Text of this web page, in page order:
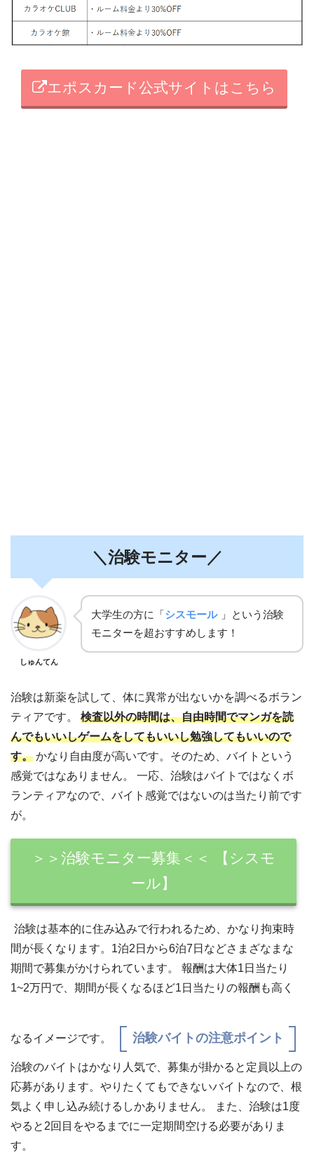
エポスカード公式サイトはこちら
＼治験モニター／
しゅんてん
大学生の方に「シスモール 」という治験
モニターを超おすすめします！
治験は新薬を試して、体に異常が出ないかを調べるボラン
ティアです。 検査以外の時間は、自由時間でマンガを読
んでもいいしゲームをしてもいいし勉強してもいいので
す。 かなり自由度が高いです。そのため、バイトという
感覚ではなありません。 一応、治験はバイトではなくボ
ランティアなので、バイト感覚ではないのは当たり前です
が。
＞＞治験モニター募集＜＜ 【シスモ
ール】
治験は基本的に住み込みで行われるため、かなり拘束時
間が長くなります。1泊2日から6泊7日などさまざなまな
期間で募集がかけられています。 報酬は大体1日当たり
1~2万円で、期間が長くなるほど1日当たりの報酬も高く
なるイメージです。 治験バイトの注意ポイント
治験のバイトはかなり人気で、募集が掛かると定員以上の
応募があります。やりたくてもできないバイトなので、根
気よく申し込み続けるしかありません。 また、治験は1度
やると2回目をやるまでに一定期間空ける必要がありま
す。